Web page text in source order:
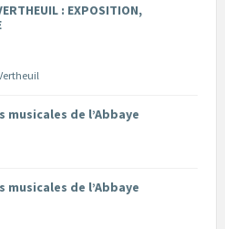
: EXPOSITION,
musicales de l’Abbaye
musicales de l’Abbaye